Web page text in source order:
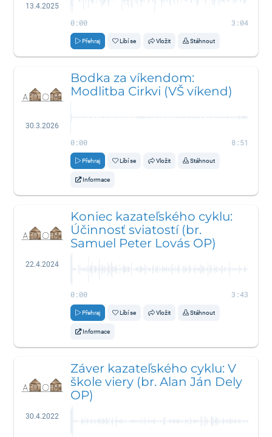
13.4.2025
0:00 3:04
Přehraj Líbí se Vložit Stáhnout
30.3.2026
Bodka za víkendom:
Modlitba Cirkvi (VŠ víkend)
0:00 8:51
Přehraj Líbí se Vložit Stáhnout
Informace
22.4.2024
Koniec kazateľského cyklu:
Účinnosť sviatostí (br.
Samuel Peter Lovás OP)
0:00 3:43
Přehraj Líbí se Vložit Stáhnout
Informace
30.4.2022
Záver kazateľského cyklu: V
škole viery (br. Alan Ján Dely
OP)